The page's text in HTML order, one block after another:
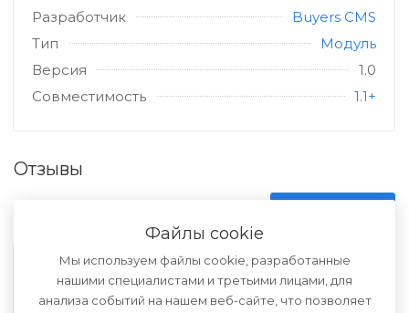
Разработчик
Buyers CMS
Тип
Модуль
Версия
1.0
Совместимость
1.1+
Отзывы
Помогите другим пользователям с выбором -
будьте первым, кто поделится своим мнением
Файлы cookie
Мы используем файлы cookie, разработанные
нашими специалистами и третьими лицами, для
анализа событий на нашем веб-сайте, что позволяет